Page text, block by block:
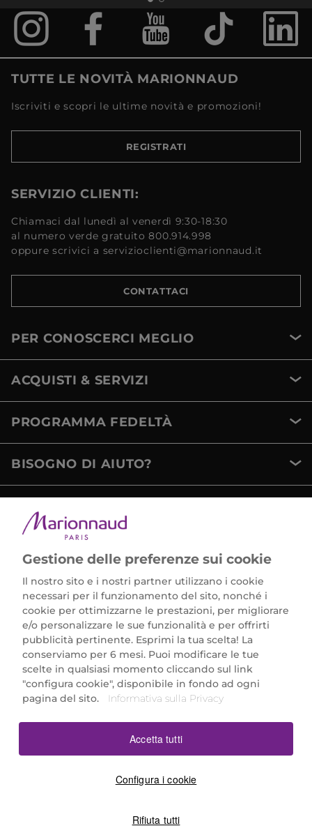
TUTTE LE NOVITÀ MARIONNAUD
Iscriviti e scopri le ultime novità e promozioni!
REGISTRATI
SERVIZIO CLIENTI:
Chiamaci dal lunedì al venerdì 9:30-18:30
al numero verde gratuito 800.914.998
oppure scrivici a servizioclienti@marionnaud.it
CONTATTACI
PER CONOSCERCI MEGLIO
ACQUISTI & SERVIZI
PROGRAMMA FEDELTÀ
BISOGNO DI AIUTO?
Marionnaud Parfumeries Italia S.r.l.
Largo Fiera Milano 5, 20017 Rho (MI)
REA Milano 1650024 con P.IVA 13425220152.
SCARICA LA NOSTRA APP
Gestione delle preferenze sui cookie
Il nostro sito e i nostri partner utilizzano i cookie
necessari per il funzionamento del sito, nonché i
cookie per ottimizzarne le prestazioni, per migliorare
e/o personalizzare le sue funzionalità e per offrirti
pubblicità pertinente. Esprimi la tua scelta! La
conserviamo per 6 mesi. Puoi modificare le tue
scelte in qualsiasi momento cliccando sul link
"configura cookie", disponibile in fondo ad ogni
pagina del sito.
Informativa sulla Privacy
Configura i cookie
Rifiuta tutti
Accetta tutti